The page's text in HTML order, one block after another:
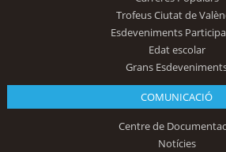
Trofeus Ciutat de
Esdeveniments
Edat escolar
Grans
COMUNICACIÓ
Centre de
Notícies